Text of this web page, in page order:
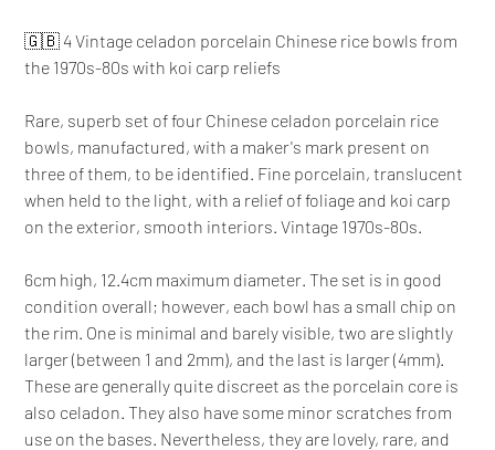
🇬🇧 4 Vintage celadon porcelain Chinese rice bowls from
the 1970s-80s with koi carp reliefs
Rare, superb set of four Chinese celadon porcelain rice
bowls, manufactured, with a maker's mark present on
three of them, to be identified. Fine porcelain, translucent
when held to the light, with a relief of foliage and koi carp
on the exterior, smooth interiors. Vintage 1970s-80s.
6cm high, 12.4cm maximum diameter. The set is in good
condition overall; however, each bowl has a small chip on
the rim. One is minimal and barely visible, two are slightly
larger (between 1 and 2mm), and the last is larger (4mm).
These are generally quite discreet as the porcelain core is
also celadon. They also have some minor scratches from
use on the bases. Nevertheless, they are lovely, rare, and